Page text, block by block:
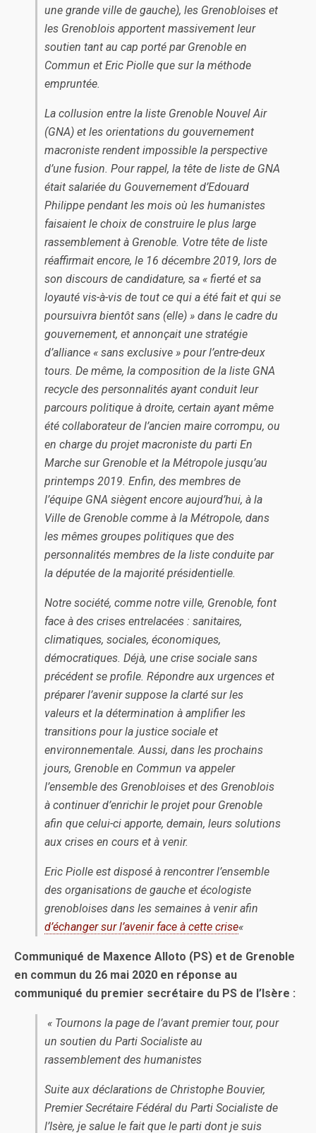
une grande ville de gauche), les Grenobloises et
les Grenoblois apportent massivement leur
soutien tant au cap porté par Grenoble en
Commun et Eric Piolle que sur la méthode
empruntée.
La collusion entre la liste Grenoble Nouvel Air
(GNA) et les orientations du gouvernement
macroniste rendent impossible la perspective
d’une fusion. Pour rappel, la tête de liste de GNA
était salariée du Gouvernement d’Edouard
Philippe pendant les mois où les humanistes
faisaient le choix de construire le plus large
rassemblement à Grenoble. Votre tête de liste
réaffirmait encore, le 16 décembre 2019, lors de
son discours de candidature, sa « fierté et sa
loyauté vis-à-vis de tout ce qui a été fait et qui se
poursuivra bientôt sans (elle) » dans le cadre du
gouvernement, et annonçait une stratégie
d’alliance « sans exclusive » pour l’entre-deux
tours. De même, la composition de la liste GNA
recycle des personnalités ayant conduit leur
parcours politique à droite, certain ayant même
été collaborateur de l’ancien maire corrompu, ou
en charge du projet macroniste du parti En
Marche sur Grenoble et la Métropole jusqu’au
printemps 2019. Enfin, des membres de
l’équipe GNA siègent encore aujourd’hui, à la
Ville de Grenoble comme à la Métropole, dans
les mêmes groupes politiques que des
personnalités membres de la liste conduite par
la députée de la majorité présidentielle.
Notre société, comme notre ville, Grenoble, font
face à des crises entrelacées : sanitaires,
climatiques, sociales, économiques,
démocratiques. Déjà, une crise sociale sans
précédent se profile. Répondre aux urgences et
préparer l’avenir suppose la clarté sur les
valeurs et la détermination à amplifier les
transitions pour la justice sociale et
environnementale. Aussi, dans les prochains
jours, Grenoble en Commun va appeler
l’ensemble des Grenobloises et des Grenoblois
à continuer d’enrichir le projet pour Grenoble
afin que celui-ci apporte, demain, leurs solutions
aux crises en cours et à venir.
Eric Piolle est disposé à rencontrer l’ensemble
des organisations de gauche et écologiste
grenobloises dans les semaines à venir afin
d’échanger sur l’avenir face à cette crise«
Communiqué de Maxence Alloto (PS) et de Grenoble
en commun du 26 mai 2020 en réponse au
communiqué du premier secrétaire du PS de l’Isère :
« Tournons la page de l’avant premier tour, pour
un soutien du Parti Socialiste au
rassemblement des humanistes
Suite aux déclarations de Christophe Bouvier,
Premier Secrétaire Fédéral du Parti Socialiste de
l’Isère, je salue le fait que le parti dont je suis